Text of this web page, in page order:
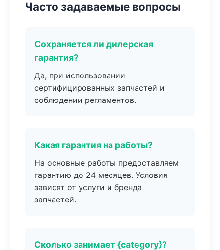
Часто задаваемые вопросы
Сохраняется ли дилерская
гарантия?
Да, при использовании
сертифицированных запчастей и
соблюдении регламентов.
Какая гарантия на работы?
На основные работы предоставляем
гарантию до 24 месяцев. Условия
зависят от услуги и бренда
запчастей.
Сколько занимает {category}?